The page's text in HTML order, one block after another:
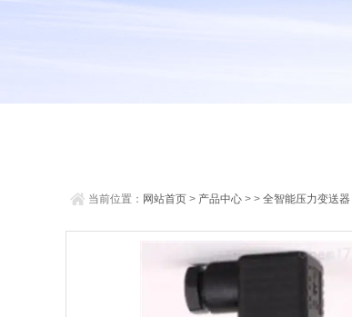
当前位置： 网站首页 > 产品中心 > > 全智能压力变送器